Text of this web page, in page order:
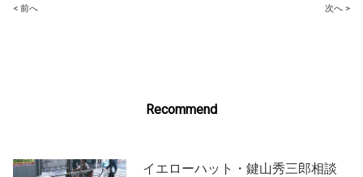
Post
< 前へ 次へ >
Recommend
イエローハット・鍵山秀三郎相談